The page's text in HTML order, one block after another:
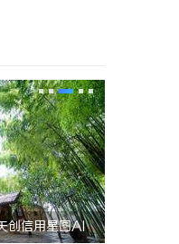
铃青春版回本